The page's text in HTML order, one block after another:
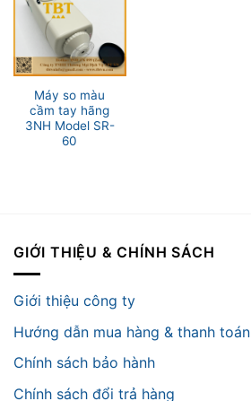
Máy so màu
cầm tay hãng
3NH Model SR-
60
GIỚI THIỆU & CHÍNH SÁCH
Giới thiệu công ty
Hướng dẫn mua hàng & thanh toán
Chính sách bảo hành
Chính sách đổi trả hàng